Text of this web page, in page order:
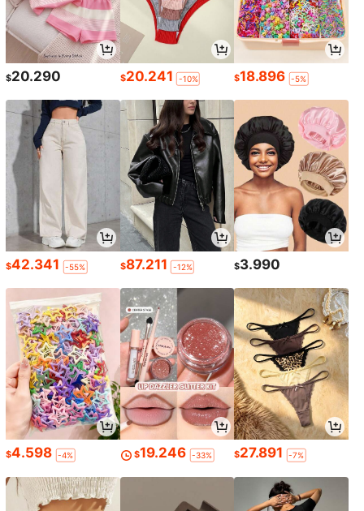
$20.290 $20.241 -10% $18.896 -5%
$42.341 -55% $87.211 -12% $3.990
$4.598 -4% $19.246 -33% $27.891 -7%